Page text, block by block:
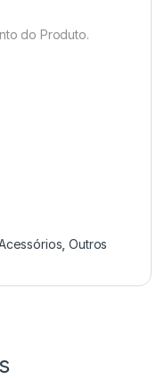
do Produto.
,Outros